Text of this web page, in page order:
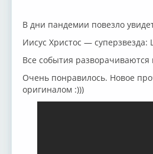
В дни пандемии повезло
Иисус Христос — суперзвезда:
Все события разворачиваются
Очень понравилось. Новое
оригиналом :)))